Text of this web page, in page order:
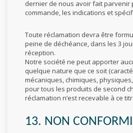
dernier de nous avoir fait parvenir
commande, les indications et
Toute réclamation devra être
peine de déchéance, dans les 3
réception.
Notre société ne peut apporter
quelque nature que ce soit
mécaniques, chimiques,
pour tous les produits de second
réclamation n’est recevable à ce
13. NON